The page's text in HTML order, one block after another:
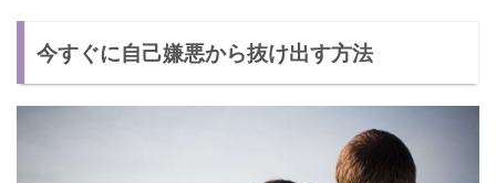
今すぐに自己嫌悪から抜け出す方法